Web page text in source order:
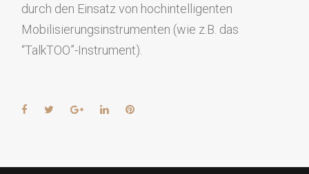
durch den Einsatz von hochintelligenten
Mobilisierungsinstrumenten (wie z.B. das
“TalkTOO”-Instrument).
Facebook
TwitterGoogle+LinkedInPinterest